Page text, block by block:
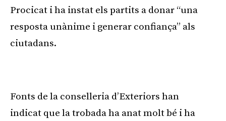
Procicat i ha instat els partits a donar “una
resposta unànime i generar confiança” als
ciutadans.
Fonts de la conselleria d’Exteriors han
indicat que la trobada ha anat molt bé i ha